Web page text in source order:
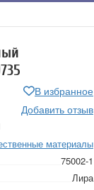
В избранное
Добавить отзыв
материалы
75002-1
Лира